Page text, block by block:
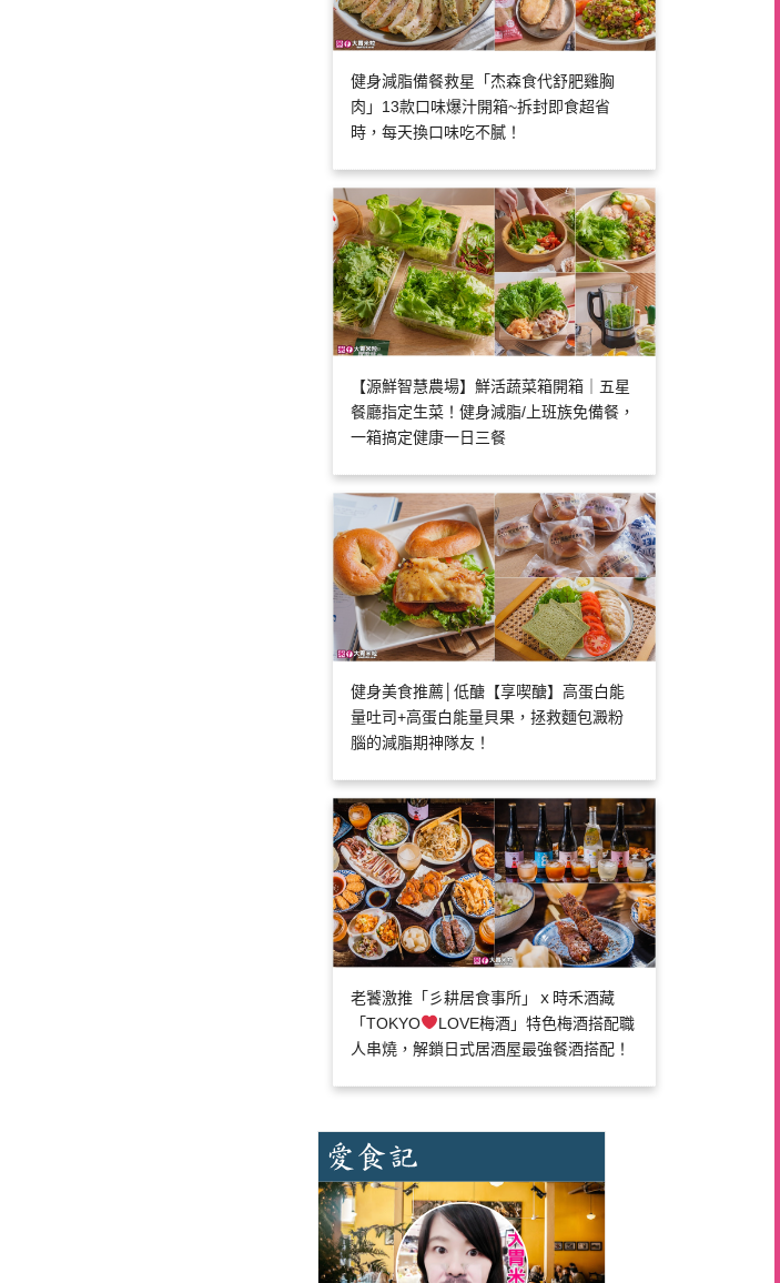
健身減脂備餐救星「杰森食代舒肥雞胸
肉」13款口味爆汁開箱~拆封即食超省
時，每天換口味吃不膩！
【源鮮智慧農場】鮮活蔬菜箱開箱｜五星
餐廳指定生菜！健身減脂/上班族免備餐，
一箱搞定健康一日三餐
健身美食推薦│低醣【享喫醣】高蛋白能
量吐司+高蛋白能量貝果，拯救麵包澱粉
腦的減脂期神隊友！
老饕激推「彡耕居食事所」ｘ時禾酒藏
「TOKYO
LOVE梅酒」特色梅酒搭配職
人串燒，解鎖日式居酒屋最強餐酒搭配！